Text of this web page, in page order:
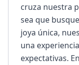
cruza nuestra
sea que
joya única,
una
expectativas.